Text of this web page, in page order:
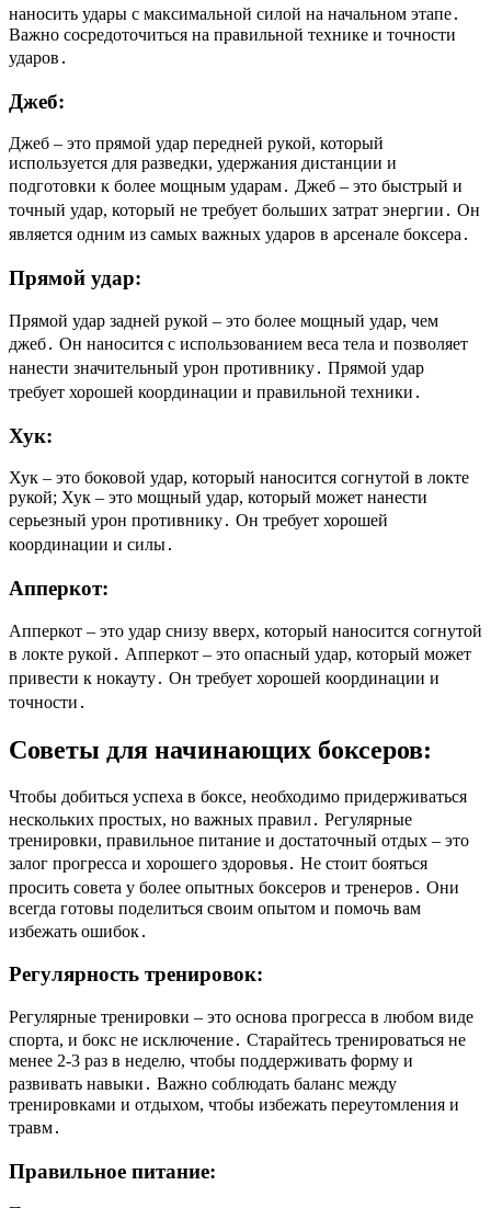
наносить удары с максимальной силой на начальном этапе․
Важно сосредоточиться на правильной технике и точности
ударов․
Джеб:
Джеб – это прямой удар передней рукой, который
используется для разведки, удержания дистанции и
подготовки к более мощным ударам․ Джеб – это быстрый и
точный удар, который не требует больших затрат энергии․ Он
является одним из самых важных ударов в арсенале боксера․
Прямой удар:
Прямой удар задней рукой – это более мощный удар, чем
джеб․ Он наносится с использованием веса тела и позволяет
нанести значительный урон противнику․ Прямой удар
требует хорошей координации и правильной техники․
Хук:
Хук – это боковой удар, который наносится согнутой в локте
рукой; Хук – это мощный удар, который может нанести
серьезный урон противнику․ Он требует хорошей
координации и силы․
Апперкот:
Апперкот – это удар снизу вверх, который наносится согнутой
в локте рукой․ Апперкот – это опасный удар, который может
привести к нокауту․ Он требует хорошей координации и
точности․
Советы для начинающих боксеров:
Чтобы добиться успеха в боксе, необходимо придерживаться
нескольких простых, но важных правил․ Регулярные
тренировки, правильное питание и достаточный отдых – это
залог прогресса и хорошего здоровья․ Не стоит бояться
просить совета у более опытных боксеров и тренеров․ Они
всегда готовы поделиться своим опытом и помочь вам
избежать ошибок․
Регулярность тренировок:
Регулярные тренировки – это основа прогресса в любом виде
спорта, и бокс не исключение․ Старайтесь тренироваться не
менее 2-3 раз в неделю, чтобы поддерживать форму и
развивать навыки․ Важно соблюдать баланс между
тренировками и отдыхом, чтобы избежать переутомления и
травм․
Правильное питание: